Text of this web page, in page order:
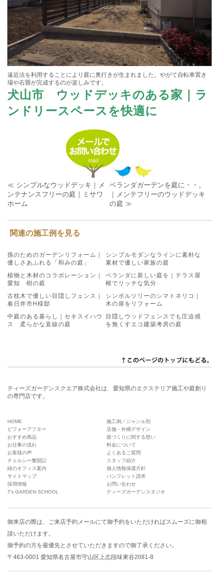
遠近法を利用することにより庭に奥行きが生まれました。やがて自転車置き
場や石畳が完成するのが楽しみです。
犬山市 ウッドデッキのある家｜ラ
ンドリースペースを快適に
≪ シンプルなウッドデッキ｜メ
ンテナンスフリーの庭｜ミサワ
ホーム
ベランダガーデンを庭に・・。
｜メンテフリーのウッドデッキ
の庭 ≫
関連の施工例を見る
孫のためのガーデンリフォーム｜
優しさあふれる「和みの庭」
シンプルモダンなラインに素朴な
素材で優しい家族の庭
植物と木材のコラボレーション｜
愛知 樹の庭
ベランダに新しい庭を｜テラス屋
根でリッチな気分
古枕木で優しい目隠しフェンス｜
春日井市H様邸
シンボルツリーのシマトネリコ｜
木の扉をリフォーム
中庭のある暮らし｜セキスイハウ
ス 柔らかな直線の庭
目隠しウッドフェンスでも圧迫感
を無くすエコ建築考房の庭
ティーズガーデンスクエア株式会社は、愛知県のエクステリア施工や庭創り
の専門店です。
HOME
施工例／ジャンル別
ビフォーアフター
店舗・外構デザイン
おすすめ商品
庭づくりに関する想い
お仕事の流れ
料金について
お客様の声
よくあるご質問
チェルシー奮闘記
スタッフ紹介
緑のオフィス案内
個人情報保護方針
サイトマップ
パンフレット請求
採用情報
お問い合わせ
T’s GARDEN SCHOOL
ティーズガーデンスタジオ
御来店の際は、 ご来店予約メールにて御予約をいただければスムーズに御相
談いただけます。
御予約の方を最優先とさせていただきますので御了承ください。
〒463-0001 愛知県名古屋市守山区上志段味東谷2081-8